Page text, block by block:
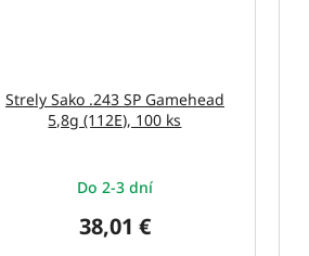
Strely Sako .243 SP Gamehead
5,8g (112E), 100 ks
Do 2-3 dní
38,01 €